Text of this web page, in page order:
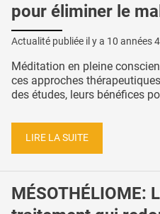
pour éliminer le
Actualité publiée il y a 10 années
Méditation en pleine
ces approches
des études, leurs bénéfices
LIRE LA SUITE
MÉSOTHÉLIOME: